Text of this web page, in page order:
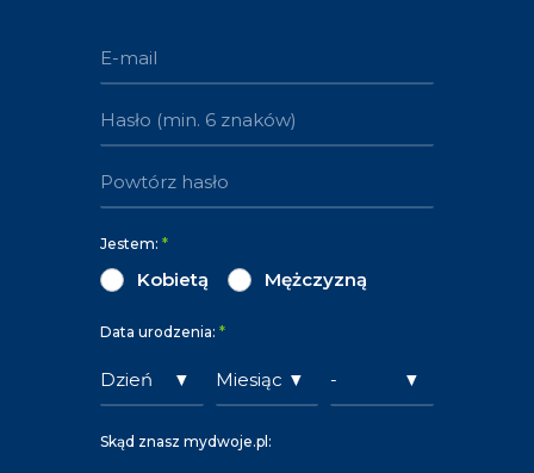
Jestem: *
Kobietą Mężczyzną
Data urodzenia: *
Skąd znasz mydwoje.pl: